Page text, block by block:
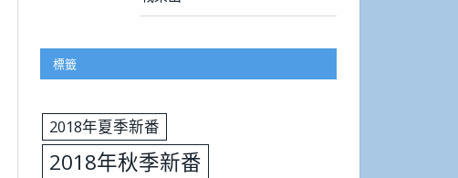
標籤
2018年夏季新番
2018年秋季新番